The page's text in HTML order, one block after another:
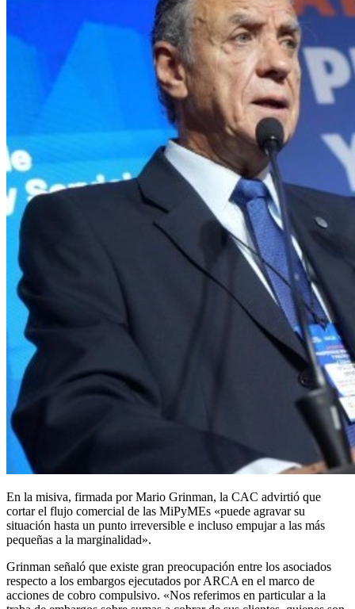
En la misiva, firmada por Mario Grinman, la CAC advirtió que
cortar el flujo comercial de las MiPyMEs «puede agravar su
situación hasta un punto irreversible e incluso empujar a las más
pequeñas a la marginalidad».
Grinman señaló que existe gran preocupación entre los asociados
respecto a los embargos ejecutados por ARCA en el marco de
acciones de cobro compulsivo. «Nos referimos en particular a la